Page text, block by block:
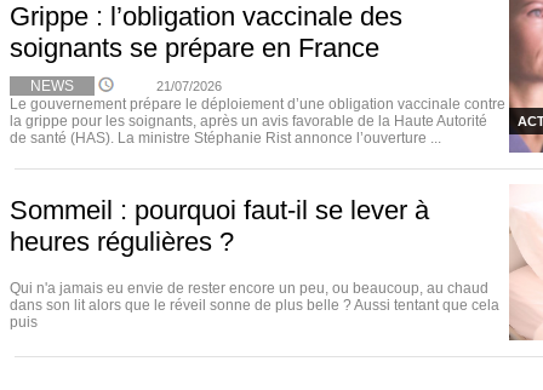
Grippe : l’obligation vaccinale des
soignants se prépare en France
NEWS 21/07/2026
Le gouvernement prépare le déploiement d’une obligation vaccinale contre
la grippe pour les soignants, après un avis favorable de la Haute Autorité
de santé (HAS). La ministre Stéphanie Rist annonce l’ouverture ...
Sommeil : pourquoi faut-il se lever à
heures régulières ?
Qui n'a jamais eu envie de rester encore un peu, ou beaucoup, au chaud
dans son lit alors que le réveil sonne de plus belle ? Aussi tentant que cela
puis